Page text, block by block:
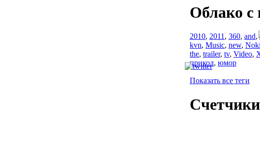
Облако
2010, 2011 , 360, and,
kvn, Music, new,
the, trailer, tv, Video,
прикол, юмор
Показать все теги
Счетчики